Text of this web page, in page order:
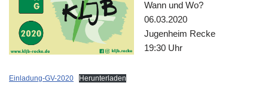
Wann und Wo?
06.03.2020
Jugenheim Recke
19:30 Uhr
Einladung-GV-2020 Herunterladen